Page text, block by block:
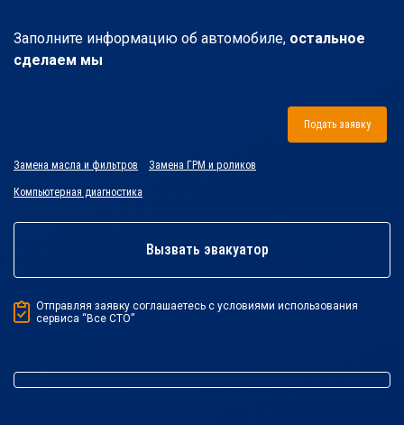
Заполните информацию об автомобиле, остальное
сделаем мы
Подать заявку
Замена масла и фильтров Замена ГРМ и роликов
Компьютерная диагностика
Вызвать эвакуатор
Отправляя заявку соглашаетесь с условиями использования
сервиса “Все СТО”